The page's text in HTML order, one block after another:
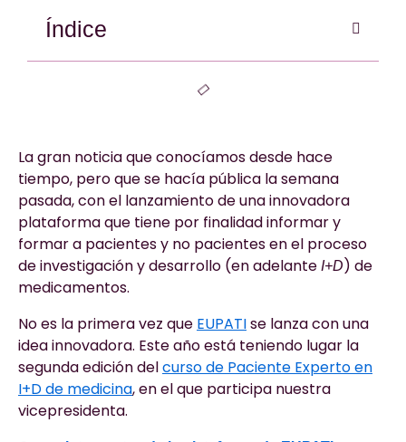
Índice
La gran noticia que conocíamos desde hace
tiempo, pero que se hacía pública la semana
pasada, con el lanzamiento de una innovadora
plataforma que tiene por finalidad informar y
formar a pacientes y no pacientes en el proceso
de investigación y desarrollo (en adelante I+D) de
medicamentos.
No es la primera vez que EUPATIse lanza con una
idea innovadora. Este año está teniendo lugar la
segunda edición delcurso de Paciente Experto en
I+D de medicina, en el que participa nuestra
vicepresidenta.